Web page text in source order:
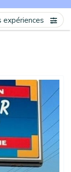
expériences